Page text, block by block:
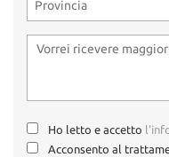
Ho letto e accetto
Acconsento al